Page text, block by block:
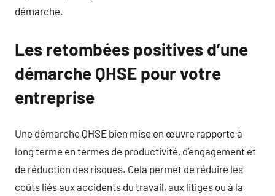
démarche.
Les retombées positives d’une
démarche QHSE pour votre
entreprise
Une démarche QHSE bien mise en œuvre rapporte à
long terme en termes de productivité, d’engagement et
de réduction des risques. Cela permet de réduire les
coûts liés aux accidents du travail, aux litiges ou à la